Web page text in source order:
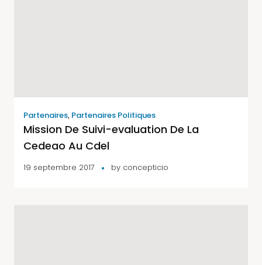
Partenaires, Partenaires Politiques
Mission De Suivi-evaluation De La
Cedeao Au Cdel
19 septembre 2017 by concepticio